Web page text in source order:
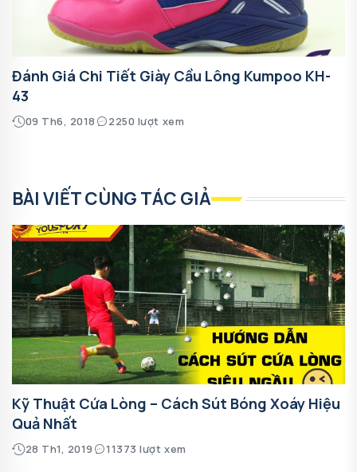
Đánh Giá Chi Tiết Giày Cầu Lông Kumpoo KH-
43
09 Th6, 2018 2250 lượt xem
BÀI VIẾT CÙNG TÁC GIẢ
Kỹ Thuật Cứa Lòng – Cách Sút Bóng Xoáy Hiệu
Quả Nhất
28 Th1, 2019 11373 lượt xem